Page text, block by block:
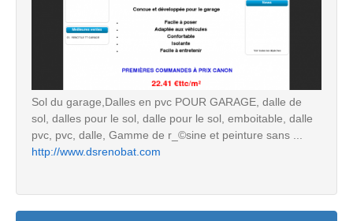
Sol du garage,Dalles en pvc POUR GARAGE, dalle de
sol, dalles pour le sol, dalle pour le sol, emboitable, dalle
pvc, pvc, dalle, Gamme de r_©sine et peinture sans ...
http://www.dsrenobat.com